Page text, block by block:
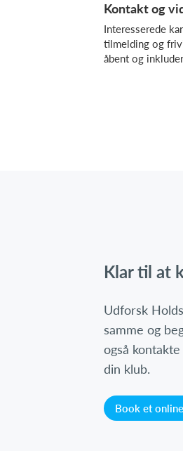
Kontakt og
Interesserede
tilmelding og
åbent og
Klar til at
Udforsk
samme og
også
din klub.
Book et